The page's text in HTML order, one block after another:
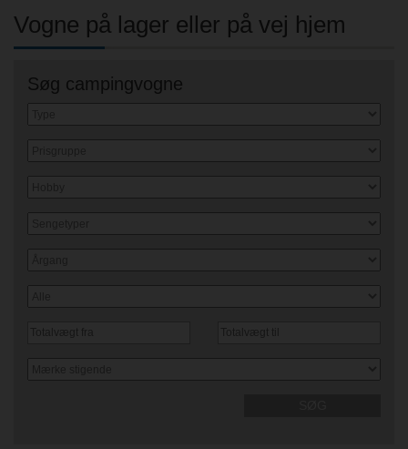
Vogne på lager eller på vej hjem
Søg campingvogne